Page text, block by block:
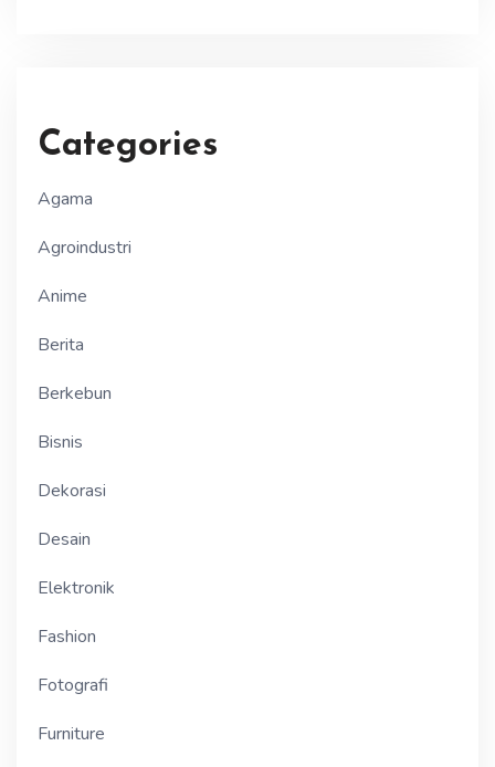
Categories
Agama
Agroindustri
Anime
Berita
Berkebun
Bisnis
Dekorasi
Desain
Elektronik
Fashion
Fotografi
Furniture